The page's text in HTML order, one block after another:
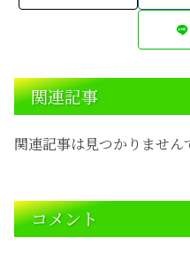
関連記事
関連記事は見つかりません
コメント